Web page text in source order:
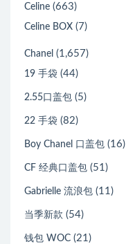
Celine (663)
Celine BOX (7)
Chanel (1,657)
19 手袋 (44)
2.55口盖包 (5)
22 手袋 (82)
Boy Chanel 口盖包 (16)
CF 经典口盖包 (51)
Gabrielle 流浪包 (11)
当季新款 (54)
钱包 WOC (21)